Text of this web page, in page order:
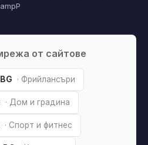
от сайтове
· Фрийлансъри
· Дом и градина
· Спорт и фитнес